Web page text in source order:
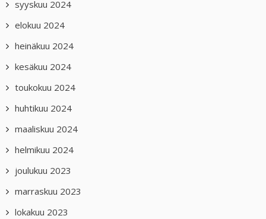
syyskuu 2024
elokuu 2024
heinäkuu 2024
kesäkuu 2024
toukokuu 2024
huhtikuu 2024
maaliskuu 2024
helmikuu 2024
joulukuu 2023
marraskuu 2023
lokakuu 2023